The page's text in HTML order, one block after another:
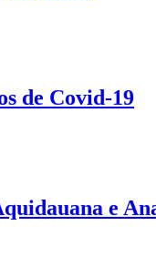
de Covid-19
e